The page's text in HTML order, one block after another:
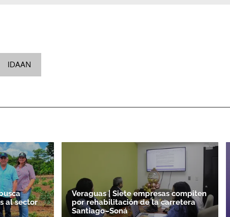
por suscribirte a nuestro boletín.
ACEPTAR
IDAAN
al sector
Veraguas | Siete empresas compiten
por rehabilitación de la carretera
Santiago–Soná